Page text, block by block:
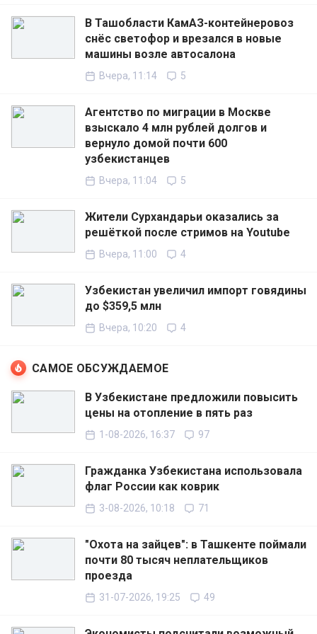
В Ташобласти КамАЗ-контейнеровоз
снёс светофор и врезался в новые
машины возле автосалона
Вчера, 11:14 5
Агентство по миграции в Москве
взыскало 4 млн рублей долгов и
вернуло домой почти 600
узбекистанцев
Вчера, 11:04 5
Жители Сурхандарьи оказались за
решёткой после стримов на Youtube
Вчера, 11:00 4
Узбекистан увеличил импорт говядины
до $359,5 млн
Вчера, 10:20 4
САМОЕ ОБСУЖДАЕМОЕ
В Узбекистане предложили повысить
цены на отопление в пять раз
1-08-2026, 16:37 97
Гражданка Узбекистана использовала
флаг России как коврик
3-08-2026, 10:18 71
"Охота на зайцев": в Ташкенте поймали
почти 80 тысяч неплательщиков
проезда
31-07-2026, 19:25 49